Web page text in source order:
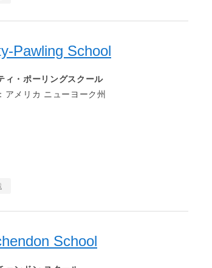
Pawling School
ィ・ポーリングスクール
アメリカ ニューヨーク州
School